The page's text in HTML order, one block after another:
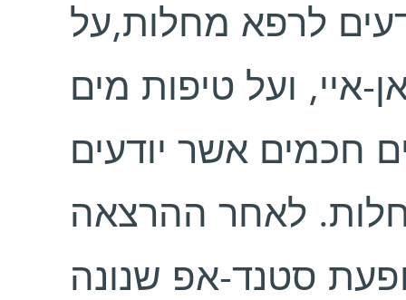
לרפא מחלות,על
איי, ועל טיפות מים
חכמים אשר יודעים
לאחר ההרצאה
סטנד-אפ שנונה